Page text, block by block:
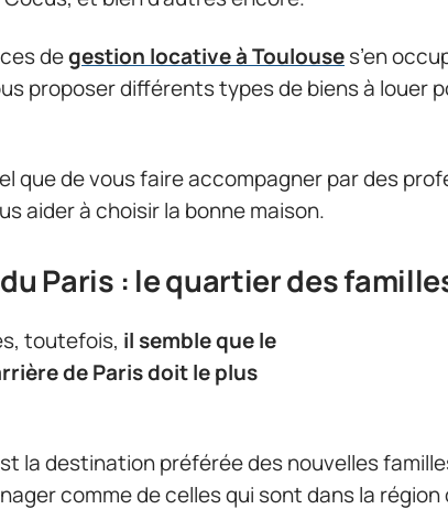
degestion locative à Toulouses’en
proposer différents types de biens à louer
que de vous faire accompagner par des
aider à choisir la bonne maison.
Paris : le quartier des
toutefois, il semble que le
de Paris doit le plus
la destination préférée des nouvelles
comme de celles qui sont dans la